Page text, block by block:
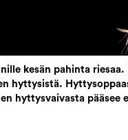
kesän pahinta
hyttysistä.
hyttysvaivasta pääsee